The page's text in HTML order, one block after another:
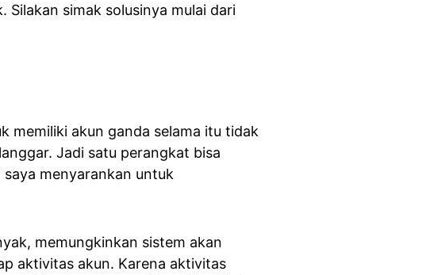
simak solusinya mulai dari
memiliki akun ganda selama itu tidak
Jadi satu perangkat bisa
menyarankan untuk
memungkinkan sistem akan
aktivitas akun. Karena aktivitas